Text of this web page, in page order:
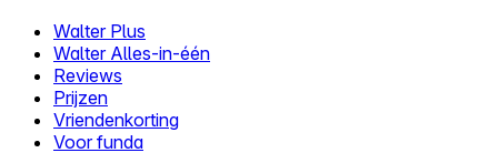
Walter Plus
Walter Alles-in-één
Reviews
Prijzen
Vriendenkorting
Voor funda